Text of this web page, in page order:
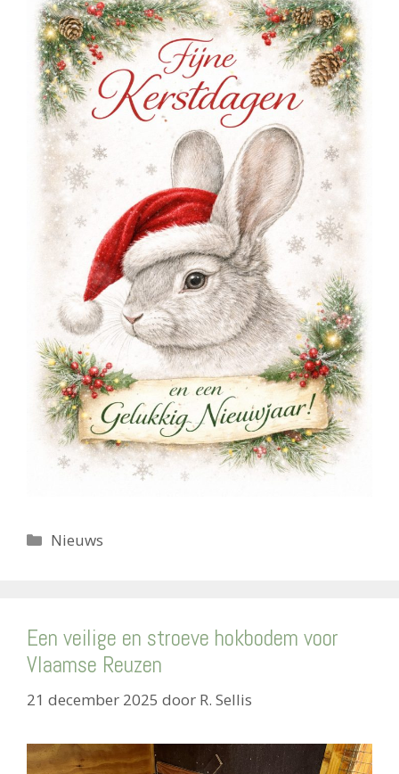
Categorieën
Nieuws
Een veilige en stroeve hokbodem voor
Vlaamse Reuzen
21 december 2025 door R. Sellis